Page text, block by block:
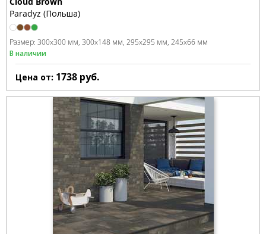
Paradyz (Польша)
Размер: 300x300 мм 300x148 мм 295x295 мм 245x66 мм
В наличии
Цена от: 1738 руб.